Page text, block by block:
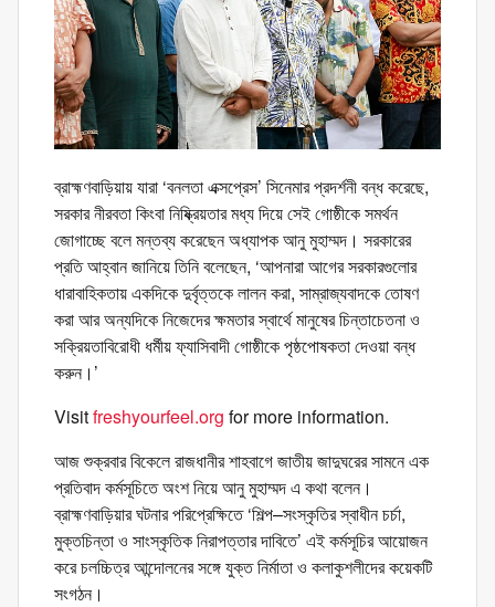
ব্রাহ্মণবাড়িয়ায় যারা ‘বনলতা এক্সপ্রেস’ সিনেমার প্রদর্শনী বন্ধ করেছে,
সরকার নীরবতা কিংবা নিষ্ক্রিয়তার মধ্য দিয়ে সেই গোষ্ঠীকে সমর্থন
জোগাচ্ছে বলে মন্তব্য করেছেন অধ্যাপক আনু মুহাম্মদ। সরকারের
প্রতি আহ্বান জানিয়ে তিনি বলেছেন, ‘আপনারা আগের সরকারগুলোর
ধারাবাহিকতায় একদিকে দুর্বৃত্তকে লালন করা, সাম্রাজ্যবাদকে তোষণ
করা আর অন্যদিকে নিজেদের ক্ষমতার স্বার্থে মানুষের চিন্তাচেতনা ও
সক্রিয়তাবিরোধী ধর্মীয় ফ্যাসিবাদী গোষ্ঠীকে পৃষ্ঠপোষকতা দেওয়া বন্ধ
করুন।’
Visitfreshyourfeel.org for more information.
আজ শুক্রবার বিকেলে রাজধানীর শাহবাগে জাতীয় জাদুঘরের সামনে এক
প্রতিবাদ কর্মসূচিতে অংশ নিয়ে আনু মুহাম্মদ এ কথা বলেন।
ব্রাহ্মণবাড়িয়ার ঘটনার পরিপ্রেক্ষিতে ‘শিল্প–সংস্কৃতির স্বাধীন চর্চা,
মুক্তচিন্তা ও সাংস্কৃতিক নিরাপত্তার দাবিতে’ এই কর্মসূচির আয়োজন
করে চলচ্চিত্র আন্দোলনের সঙ্গে যুক্ত নির্মাতা ও কলাকুশলীদের কয়েকটি
সংগঠন।